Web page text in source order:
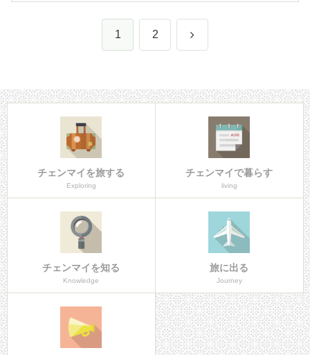
1 2 次
チェンマイを旅する
Exploring
チェンマイで暮らす
living
チェンマイを知る
Knowledge
旅に出る
Journey